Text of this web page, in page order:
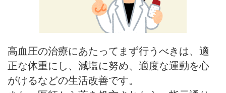
高血圧の治療にあたってまず行うべきは、適
正な体重にし、減塩に努め、適度な運動を心
がけるなどの生活改善です。